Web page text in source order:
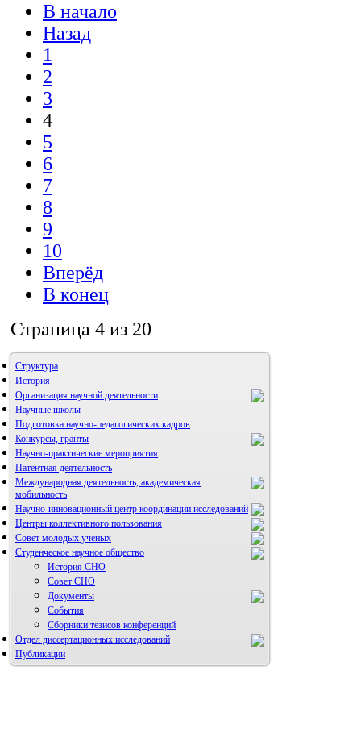
В начало
Назад
1
2
3
4
5
6
7
8
9
10
Вперёд
В конец
Страница 4 из 20
Структура
История
Организация научной деятельности
Научные школы
Подготовка научно-педагогических кадров
Конкурсы, гранты
Научно-практические мероприятия
Патентная деятельность
Международная деятельность, академическая
мобильность
Научно-инновационный центр координации исследований
НИИ микрохирургии и клинической анатомии
Центры коллективного пользования
Совет молодых учёных
Студенческое научное общество
История СНО
Совет СНО
Документы
События
Сборники тезисов конференций
Отдел диссертационных исследований
Публикации